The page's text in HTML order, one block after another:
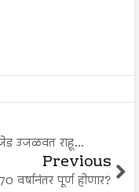
उजळवत राहू...
Previous
वर्षानंतर पूर्ण होणार?